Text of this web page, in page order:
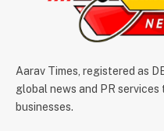
Aarav Times, registered as
global news and PR services
businesses.